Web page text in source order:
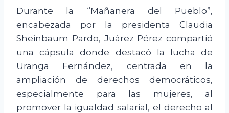
Durante la “Mañanera del Pueblo”,
encabezada por la presidenta Claudia
Sheinbaum Pardo, Juárez Pérez compartió
una cápsula donde destacó la lucha de
Uranga Fernández, centrada en la
ampliación de derechos democráticos,
especialmente para las mujeres, al
promover la igualdad salarial, el derecho al